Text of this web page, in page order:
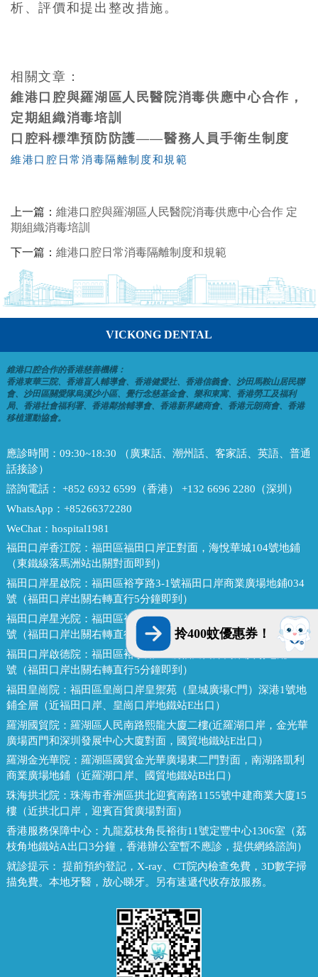
析、評價和提出整改措施。
相關文章：
維港口腔與羅湖區人民醫院消毒供應中心合作，
定期組織消毒培訓
口腔科標準預防防護——醫務人員手衛生制度
維港口腔日常消毒隔離制度和規範
上一篇： 維港口腔與羅湖區人民醫院消毒供應中心合作 定
期組織消毒培訓
下一篇： 維港口腔日常消毒隔離制度和規範
VICKONG DENTAL
維港口腔合作的香港慈善機構：
香港東華三院、香港盲人輔導會、香港健愛社、香港信義會、沙田馬鞍山居民聯
會、沙田區關愛隊烏溪沙小區、覺行念慈基金會、樂和東寓、香港勞工及福利
局、香港社會福利署、香港鄰捨輔導會、香港新界總商會、香港元朗商會、香港
移植運動協會。
應診時間： 09:30~18:30 （廣東話、潮州話、客家話、英語、普通
話接診）
諮詢電話： +852 6932 6599（香港） +132 6696 2280（深圳）
WhatsApp： +85266372280
WeChat： hospital1981
福田口岸香江院： 福田區福田口岸正對面，海悅華城104號地鋪
（東鐵線落馬洲站出關對面即到）
福田口岸星啟院： 福田區裕亨路3-1號福田口岸商業廣場地鋪034
號（福田口岸出關右轉直行5分鐘即到）
福田口岸星光院： 福田區裕亨路3-1號福田口岸商業廣場地鋪033
號（福田口岸出關右轉直行5分鐘即到）
福田口岸啟德院： 福田區裕亨路3-1號福田口岸商業廣場地鋪032
號（福田口岸出關右轉直行5分鐘即到）
福田皇崗院： 福田區皇崗口岸皇禦苑（皇城廣場C門）深港1號地
鋪全層（近福田口岸、皇崗口岸地鐵站E出口）
羅湖國貿院： 羅湖區人民南路熙龍大廈二樓(近羅湖口岸，金光華
廣場西門和深圳發展中心大廈對面，國貿地鐵站E出口）
羅湖金光華院： 羅湖區國貿金光華廣場東二門對面，南湖路凱利
商業廣場地鋪（近羅湖口岸、國貿地鐵站B出口）
珠海拱北院： 珠海市香洲區拱北迎賓南路1155號中建商業大廈15
樓（近拱北口岸，迎賓百貨廣場對面）
香港服務保障中心： 九龍荔枝角長裕街11號定豐中心1306室（荔
枝角地鐵站A出口3分鐘，香港辦公室暫不應診，提供網絡諮詢）
就診提示： 提前預約登記，X-ray、CT院內檢查免費，3D數字掃
描免費。本地牙醫，放心睇牙。另有速遞代收存放服務。
拎400蚊優惠券！